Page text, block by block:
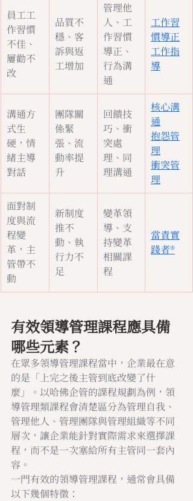
員工工
作習慣
不佳、
屢勸不
改
品質不
穩、客
訴與返
工增加
管理他
人、工
作習慣
導正、
行為溝
通
工作習
慣導正
工作指
導
溝通方
式生
硬，情
緒主導
對話
團隊關
係緊
張、流
動率提
升
回饋技
巧、衝
突處
理、同
理溝通
核心溝
通
抱怨管
理
衝突管
理
面對制
度與流
程變
革，主
管帶不
動
新制度
推不
動、執
行力不
足
變革領
導、支
持變革
相關課
程
當責實
踐者®
有效領導管理課程應具備
哪些元素？
在眾多領導管理課程當中，企業最在意
的是「上完之後主管到底改變了什
麼」。以哈佛企管的課程規劃為例，領
導管理類課程會清楚區分為管理自我、
管理他人、管理團隊與管理組織等不同
層次，讓企業能針對實際需求來選擇課
程，而不是一次塞給所有主管同一套內
容。
一門有效的領導管理課程，通常會具備
以下幾個特徵：